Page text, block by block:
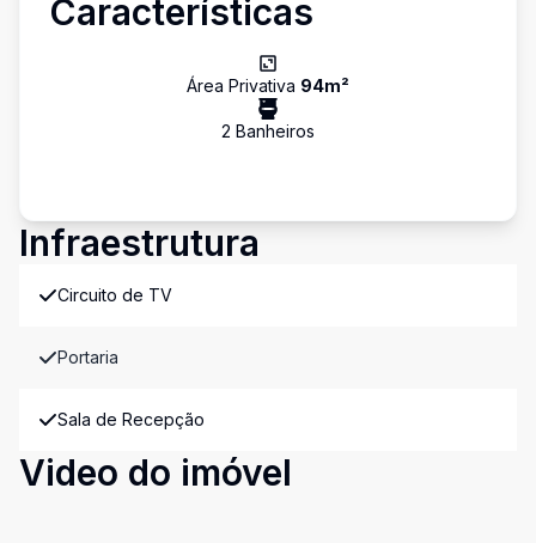
Características
Área Privativa 94m²
2 Banheiros
Infraestrutura
Circuito de TV
Portaria
Sala de Recepção
Video do imóvel